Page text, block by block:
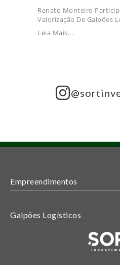
Renato Monteiro
Valorização De Galpões
Leia Mais...
Empreendimentos
Galpões Logísticos